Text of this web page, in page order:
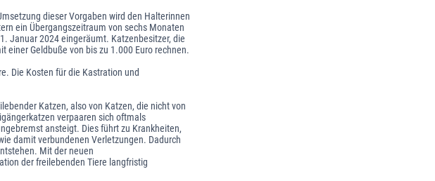
dieser Vorgaben wird den Halterinnen
ein Übergangszeitraum von sechs Monaten
Januar 2024 eingeräumt. Katzenbesitzer, die
Geldbuße von bis zu 1.000 Euro rechnen.
Die Kosten für die Kastration und
Katzen, also von Katzen, die nicht von
verpaaren sich oftmals
ansteigt. Dies führt zu Krankheiten,
damit verbundenen Verletzungen. Dadurch
Mit der neuen
der freilebenden Tiere langfristig